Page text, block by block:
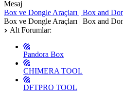
Mesaj
Box ve Dongle Araçları | Box and
Box ve Dongle Araçları | Box and
Alt Forumlar:
Pandora Box
CHIMERA TOOL
DFTPRO TOOL